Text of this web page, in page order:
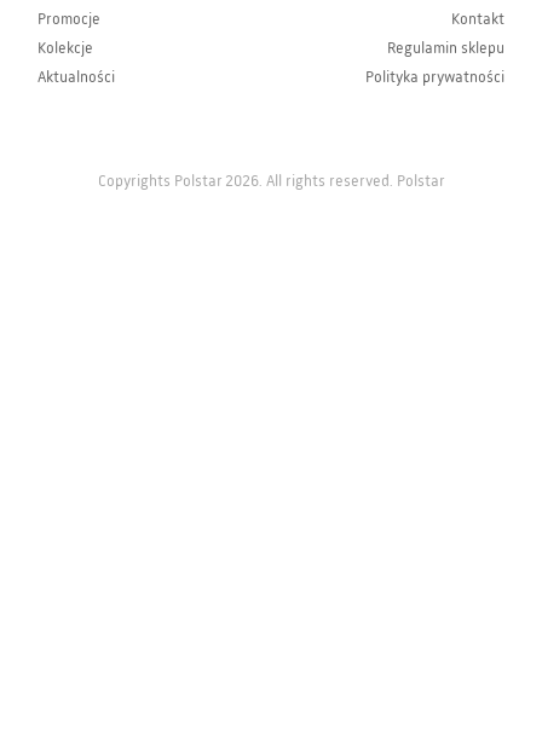
Promocje
Kolekcje
Aktualności
Kontakt
Regulamin sklepu
Polityka prywatności
Copyrights Polstar 2026. All rights reserved. Polstar